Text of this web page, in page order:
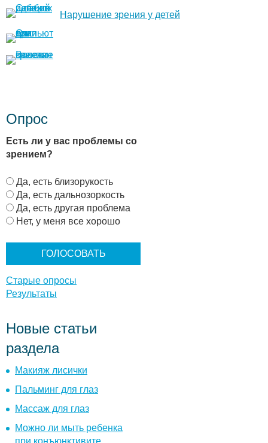
Нарушение зрения у детей
Опрос
Есть ли у вас проблемы со
зрением?
В
а
р
и
Да, есть близорукость
Да, есть дальнозоркость
Да, есть другая проблема
Нет, у меня все хорошо
Старые опросы
Результаты
Новые статьи
раздела
Макияж лисички
Пальминг для глаз
Массаж для глаз
Можно ли мыть ребенка
при конъюнктивите